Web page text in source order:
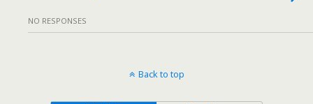
NO RESPONSES
Back to top